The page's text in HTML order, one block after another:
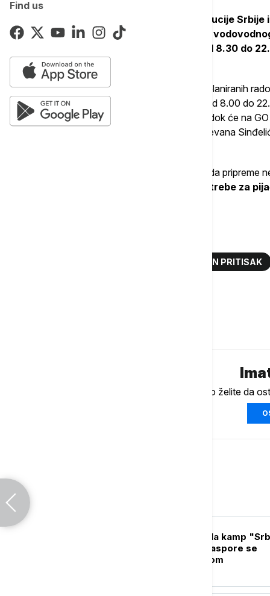
Find us
Istog dana zbog radova Elektrodistribucije
energijom više objekata beogradskog
Beograd, Zemun i Surčin, u periodu od 8.30 do
mogu osetiti umanjen pritisak vode.
Narednog dana, odnosno 18. juna, zbog planiranih
opštinama Zvezdara i Grocka, u periodu od 8.00 do
naselju Kaluđerica i delu naselja Leštane, dok će na
ulicama Narodnog fronta, 20. oktobra, Stevana
Iz ovog preduzeća apeluju na potrošače da pripreme
najnužnije potrebe za
UMANJEN PRITISAK
Ukoliko želite da
Mesarović posetila kamp
zove": Deca iz dijaspore se
povezuju sa Srbijom